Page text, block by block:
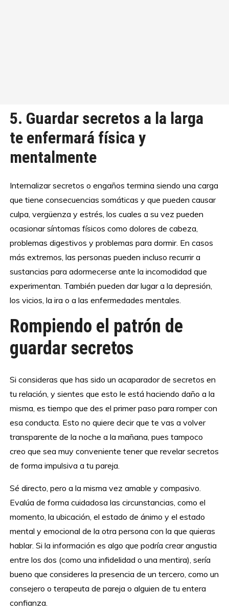
5. Guardar secretos a la larga
te enfermará física y
mentalmente
Internalizar secretos o engaños termina siendo una carga
que tiene consecuencias somáticas y que pueden causar
culpa, vergüenza y estrés, los cuales a su vez pueden
ocasionar síntomas físicos como dolores de cabeza,
problemas digestivos y problemas para dormir. En casos
más extremos, las personas pueden incluso recurrir a
sustancias para adormecerse ante la incomodidad que
experimentan. También pueden dar lugar a la depresión,
los vicios, la ira o a las enfermedades mentales.
Rompiendo el patrón de
guardar secretos
Si consideras que has sido un acaparador de secretos en
tu relación, y sientes que esto le está haciendo daño a la
misma, es tiempo que des el primer paso para romper con
esa conducta. Esto no quiere decir que te vas a volver
transparente de la noche a la mañana, pues tampoco
creo que sea muy conveniente tener que revelar secretos
de forma impulsiva a tu pareja.
Sé directo, pero a la misma vez amable y compasivo.
Evalúa de forma cuidadosa las circunstancias, como el
momento, la ubicación, el estado de ánimo y el estado
mental y emocional de la otra persona con la que quieras
hablar. Si la información es algo que podría crear angustia
entre los dos (como una infidelidad o una mentira), sería
bueno que consideres la presencia de un tercero, como un
consejero o terapeuta de pareja o alguien de tu entera
confianza.